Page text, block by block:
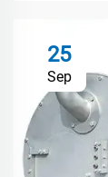
25
Sep